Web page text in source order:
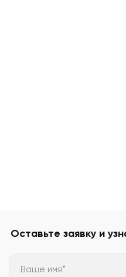
Оставьте заявку и
Ваше имя*